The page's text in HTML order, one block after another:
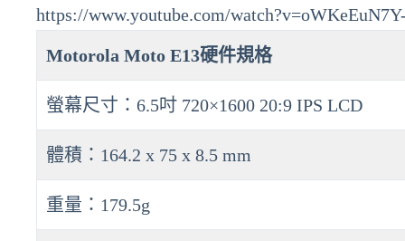
https://www.youtube.com/
Motorola Moto E13硬件規格
螢幕尺寸：6.5吋 720×1600 20:9 IPS LCD
體積：164.2 x 75 x 8.5 mm
重量：179.5g